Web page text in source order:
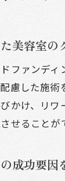
美容室の
ファンデ
慮した施
かけ、リ
せることが
成功要因